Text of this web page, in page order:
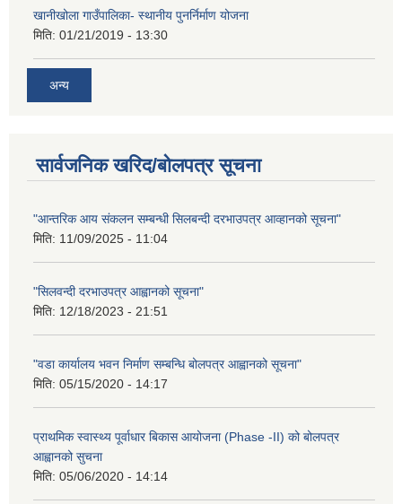
खानीखोला गाउँपालिका- स्थानीय पुनर्निर्माण योजना
मिति: 01/21/2019 - 13:30
अन्य
सार्वजनिक खरिद/बोलपत्र सूचना
"आन्तरिक आय संकलन सम्बन्धी सिलबन्दी दरभाउपत्र आव्हानको सूचना"
मिति: 11/09/2025 - 11:04
"सिलवन्दी दरभाउपत्र आह्वानको सूचना"
मिति: 12/18/2023 - 21:51
"वडा कार्यालय भवन निर्माण सम्बन्धि बोलपत्र आह्वानको सूचना"
मिति: 05/15/2020 - 14:17
प्राथमिक स्वास्थ्य पूर्वाधार बिकास आयोजना (Phase -II) को बोलपत्र
आह्वानको सुचना
मिति: 05/06/2020 - 14:14